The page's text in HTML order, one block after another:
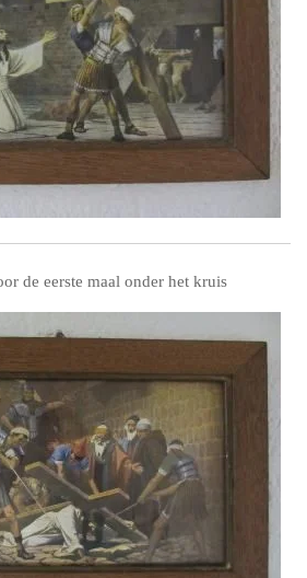
de eerste maal onder het kruis